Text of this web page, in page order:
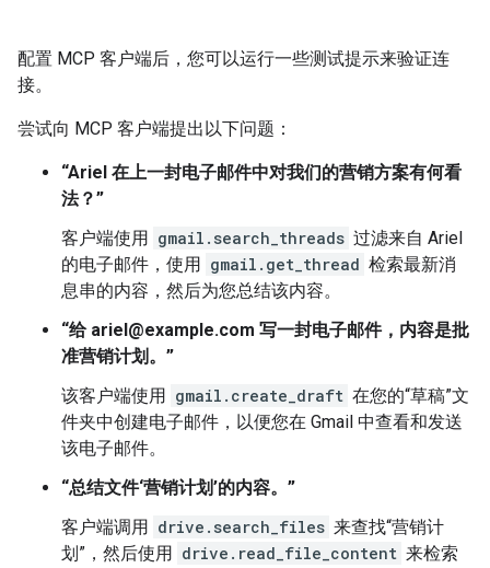
配置 MCP 客户端后，您可以运行一些测试提示来验证连
接。
尝试向 MCP 客户端提出以下问题：
“Ariel 在上一封电子邮件中对我们的营销方案有何看
法？”
客户端使用 gmail.search_threads 过滤来自 Ariel
的电子邮件，使用 gmail.get_thread 检索最新消
息串的内容，然后为您总结该内容。
“给 ariel@example.com 写一封电子邮件，内容是批
准营销计划。”
该客户端使用 gmail.create_draft 在您的“草稿”文
件夹中创建电子邮件，以便您在 Gmail 中查看和发送
该电子邮件。
“总结文件‘营销计划’的内容。”
客户端调用 drive.search_files 来查找“营销计
划”，然后使用 drive.read_file_content 来检索